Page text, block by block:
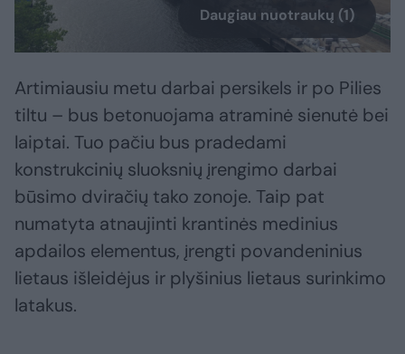
Daugiau nuotraukų (1)
Artimiausiu metu darbai persikels ir po Pilies
tiltu – bus betonuojama atraminė sienutė bei
laiptai. Tuo pačiu bus pradedami
konstrukcinių sluoksnių įrengimo darbai
būsimo dviračių tako zonoje. Taip pat
numatyta atnaujinti krantinės medinius
apdailos elementus, įrengti povandeninius
lietaus išleidėjus ir plyšinius lietaus surinkimo
latakus.